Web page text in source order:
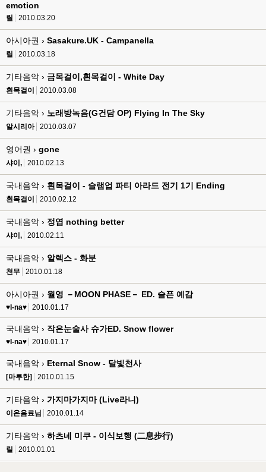
emotion
릴 2010.03.20
아시아권 › Sasakure.UK - Campanella
릴 2010.03.18
기타음악 › 금목걸이,흰목걸이 - White Day
흰목걸이 2010.03.08
기타음악 › 노래방녹음(G건담 OP) Flying In The Sky
알시리아 2010.03.07
영어권 › gone
샤이, 2010.02.13
국내음악 › 흰목걸이 - 슬램업 파티 아라드 전기 1기 Ending
흰목걸이 2010.02.12
국내음악 › 정엽 nothing better
샤이, 2010.02.11
국내음악 › 알렉스 - 화분
천무 2010.01.18
아시아권 › 월영 －MOON PHASE－ ED. 슬픈 예감
♥I-na♥ 2010.01.17
국내음악 › 작은눈술사 슈가ED. Snow flower
♥I-na♥ 2010.01.17
국내음악 › Eternal Snow - 달빛천사
[마루한] 2010.01.15
기타음악 › 가지마가지마 (Live라니)
이온음료님 2010.01.14
기타음악 › 하츠네 미쿠 - 이식보행 (二息步行)
릴 2010.01.01